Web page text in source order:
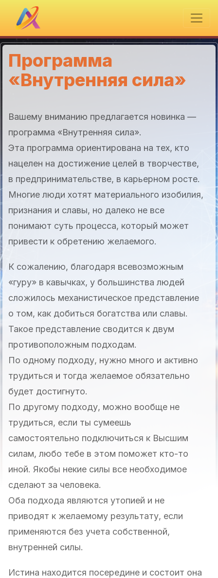
Программа
«Внутренняя сила»
Вашему вниманию предлагается новинка —
программа «Внутренняя сила».
Эта программа ориентирована на тех, кто
нацелен на достижение целей в творчестве,
в предпринимательстве, в карьерном росте.
Многие люди хотят материального изобилия,
признания и славы, но далеко не все
понимают суть процесса, который может
привести к обретению желаемого.
К сожалению, благодаря всевозможным
«гуру» в кавычках, у большинства людей
сложилось механистическое представление
о том, как добиться богатства или славы.
Такое представление сводится к двум
противоположным подходам.
По одному подходу, нужно много и активно
трудиться и тогда желаемое обязательно
будет достигнуто.
По другому подходу, можно вообще не
трудиться, если ты сумеешь
самостоятельно подключиться к Высшим
силам, любо тебе в этом поможет кто-то
иной. Якобы некие силы все необходимое
сделают за человека.
Оба подхода являются утопией и не
приводят к желаемому результату, если
применяются без учета собственной,
внутренней силы.
Истина находится посередине и состоит она